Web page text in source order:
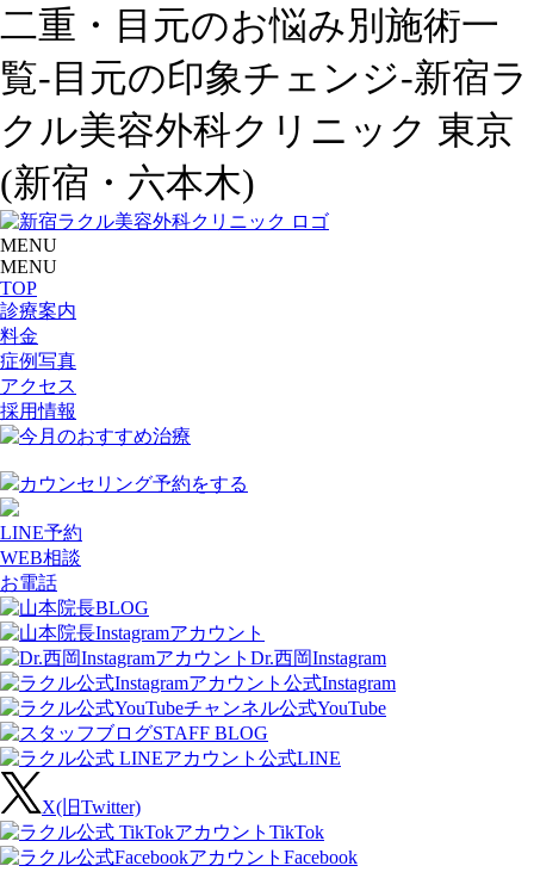
二重・目元のお悩み別施術一
覧-目元の印象チェンジ-新宿ラ
クル美容外科クリニック 東京
(新宿・六本木)
MENU
MENU
TOP
診療案内
料金
症例写真
アクセス
採用情報
カウンセリング予約をする
LINE予約
WEB相談
お電話
Dr.西岡Instagram
公式Instagram
公式YouTube
STAFF BLOG
公式LINE
X(旧Twitter)
TikTok
Facebook